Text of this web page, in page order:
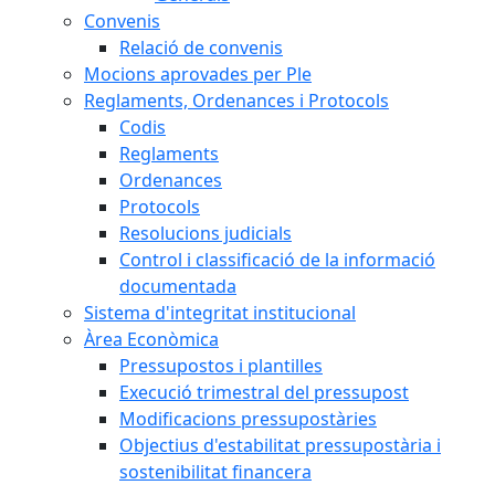
Convenis
Relació de convenis
Mocions aprovades per Ple
Reglaments, Ordenances i Protocols
Codis
Reglaments
Ordenances
Protocols
Resolucions judicials
Control i classificació de la informació
documentada
Sistema d'integritat institucional
Àrea Econòmica
Pressupostos i plantilles
Execució trimestral del pressupost
Modificacions pressupostàries
Objectius d'estabilitat pressupostària i
sostenibilitat financera